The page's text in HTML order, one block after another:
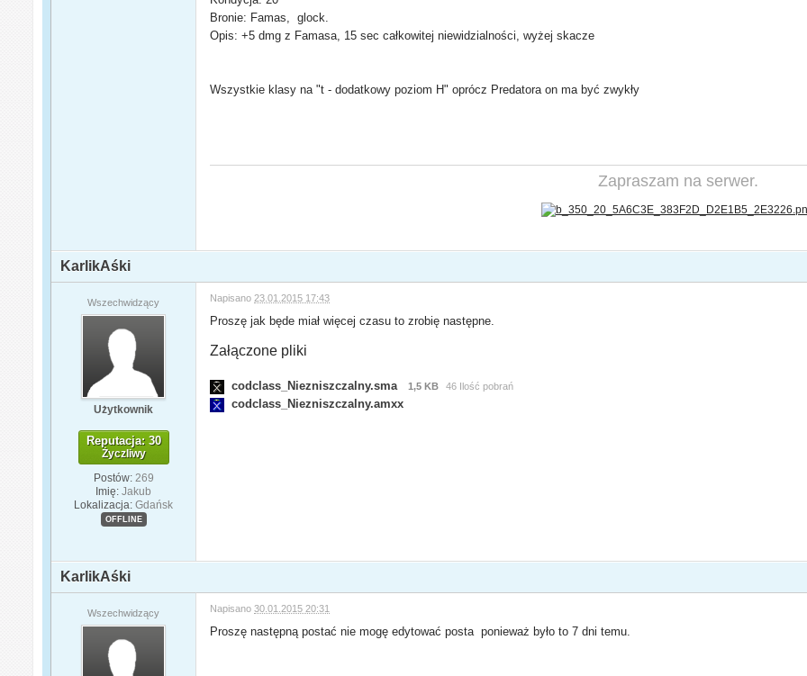
Bronie: Famas, glock.
Opis: +5 dmg z Famasa, 15 sec całkowitej niewidzialności, wyżej skacze
Wszystkie klasy na "t - dodatkowy poziom H" oprócz Predatora on ma być zwykły
Zapraszam na serwer.
KarlikAśki
Wszechwidzący
Użytkownik
Reputacja: 30
Życzliwy
Postów: 269
Imię: Jakub
Lokalizacja: Gdańsk
OFFLINE
Napisano23.01.2015 17:43
Proszę jak będe miał więcej czasu to zrobię następne.
Załączone pliki
codclass_Niezniszczalny.sma 1,5 KB 46 Ilość pobrań
codclass_Niezniszczalny.amxx
KarlikAśki
Wszechwidzący Napisano30.01.2015 20:31
Proszę następną postać nie mogę edytować posta ponieważ było to 7 dni temu.